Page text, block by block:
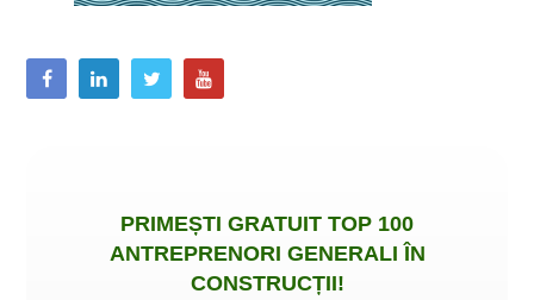
PRIMEȘTI GRATUIT TOP 100
ANTREPRENORI GENERALI ÎN
CONSTRUCȚII!